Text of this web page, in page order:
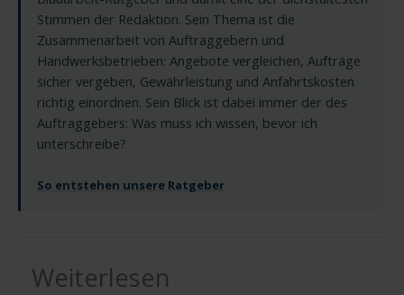
Stimmen der Redaktion. Sein Thema ist die
Zusammenarbeit von Auftraggebern und
Handwerksbetrieben: Angebote vergleichen, Aufträge
sicher vergeben, Gewährleistung und Anfahrtskosten
richtig einordnen. Sein Blick ist dabei immer der des
Auftraggebers: Was muss ich wissen, bevor ich
unterschreibe?
So entstehen unsere Ratgeber
Weiterlesen